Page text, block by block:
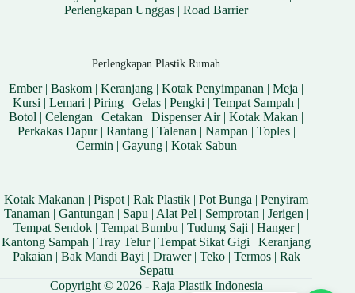
Perlengkapan Unggas |Road Barrier
Perlengkapan Plastik Rumah
Ember|Baskom |Keranjang |Kotak Penyimpanan |Meja |
Kursi |Lemari |Piring |Gelas |Pengki |Tempat Sampah |
Botol |Celengan |Cetakan |Dispenser Air|Kotak Makan |
Perkakas Dapur| Rantang| Talenan| Nampan| Toples|
Cermin| Gayung| Kotak Sabun
Kotak Makanan |Pispot|Rak Plastik |Pot Bunga |Penyiram
Tanaman| Gantungan| Sapu| Alat Pel| Semprotan| Jerigen|
Tempat Sendok| Tempat Bumbu| Tudung Saji| Hanger|
Kantong Sampah |Tray Telur|Tempat Sikat Gigi |Keranjang
Pakaian| Bak Mandi Bayi| Drawer| Teko| Termos| Rak
Sepatu
Copyright © 2026 - Raja Plastik Indonesia